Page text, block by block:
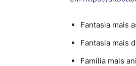
Fantasia mais
Fantasia mais
Família mais